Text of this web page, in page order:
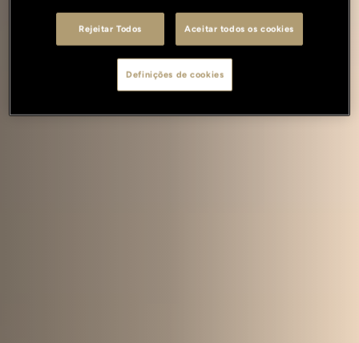
Rejeitar Todos Aceitar todos os cookies
Definições de cookies